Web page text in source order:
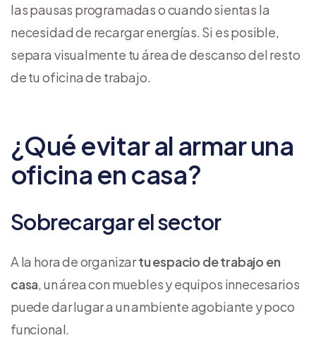
las pausas programadas o cuando sientas la
necesidad de recargar energías. Si es posible,
separa visualmente tu área de descanso del resto
de tu oficina de trabajo.
¿Qué evitar al armar una
oficina en casa?
Sobrecargar el sector
A la hora de organizartu espacio de trabajo en
casa, un área con muebles y equipos innecesarios
puede dar lugar a un ambiente agobiante y poco
funcional.